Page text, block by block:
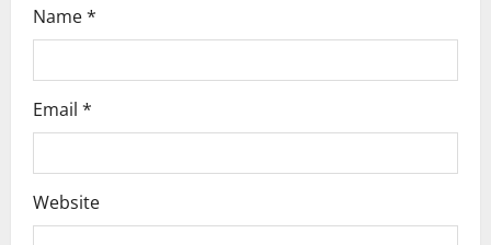
Name*
Email *
Website